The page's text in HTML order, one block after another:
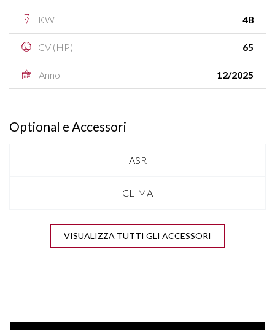
KW 48
CV (HP) 65
Anno 12/2025
Optional e Accessori
ASR
CLIMA
COMPUTER DI BORDO
ISOFIX
VISUALIZZA TUTTI GLI ACCESSORI